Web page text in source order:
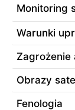
Monitoring
Warunki
Zagrożenie
Obrazy
Fenologia